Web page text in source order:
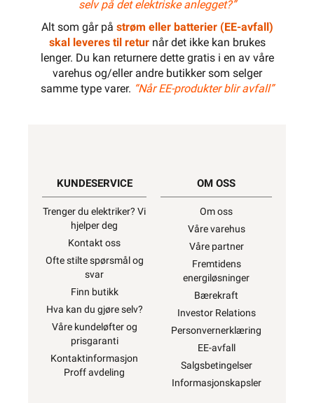
selv på det elektriske anlegget?”
Alt som går på strøm eller batterier (EE-avfall)
skal leveres til returnår det ikke kan brukes
lenger. Du kan returnere dette gratis i en av våre
varehus og/eller andre butikker som selger
samme type varer. “Når EE-produkter blir avfall”
KUNDESERVICE
Trenger du elektriker? Vi
hjelper deg
Kontakt oss
Ofte stilte spørsmål og
svar
Finn butikk
Hva kan du gjøre selv?
Våre kundeløfter og
prisgaranti
Kontaktinformasjon
Proff avdeling
OM OSS
Om oss
Våre varehus
Våre partner
Fremtidens
energiløsninger
Bærekraft
Investor Relations
Personvernerklæring
EE-avfall
Salgsbetingelser
Informasjonskapsler